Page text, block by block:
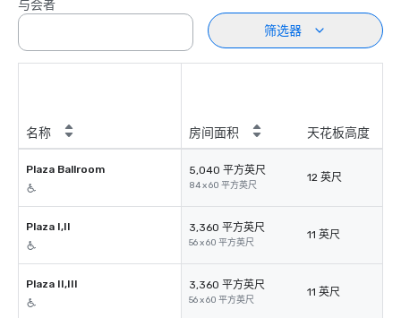
与会者
筛选器
名称 房间面积 天花板高度
Plaza Ballroom 5,040 平方英尺
84 x 60 平方英尺
12 英尺
Plaza I,II 3,360 平方英尺
56 x 60 平方英尺
11 英尺
Plaza II,III 3,360 平方英尺
56 x 60 平方英尺
11 英尺